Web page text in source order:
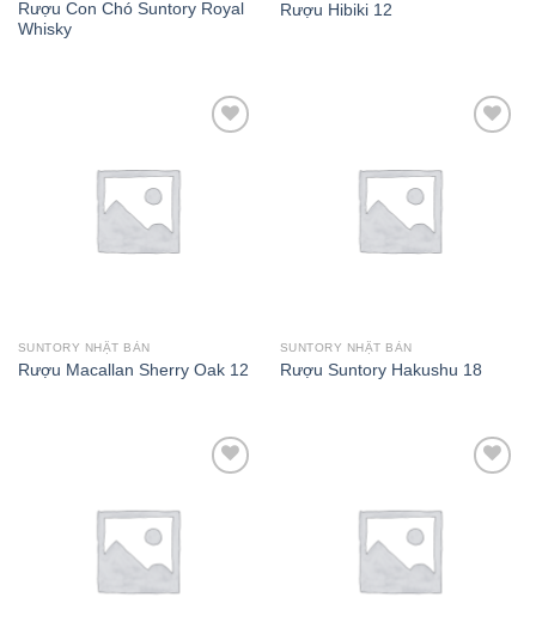
Rượu Con Chó Suntory Royal
Whisky
Rượu Hibiki 12
Add to wishlist
SUNTORY NHẬT BẢN
Rượu Macallan Sherry Oak 12
Add to wishlist
SUNTORY NHẬT BẢN
Rượu Suntory Hakushu 18
Add to wishlist Add to wishlist